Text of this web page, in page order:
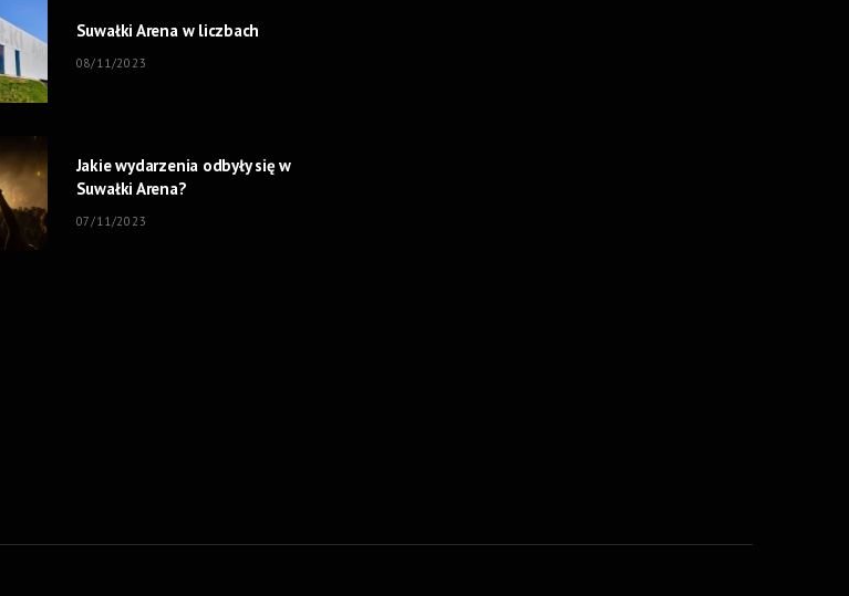
Suwałki Arena w liczbach
08/11/2023
Jakie wydarzenia odbyły się w
Suwałki Arena?
07/11/2023